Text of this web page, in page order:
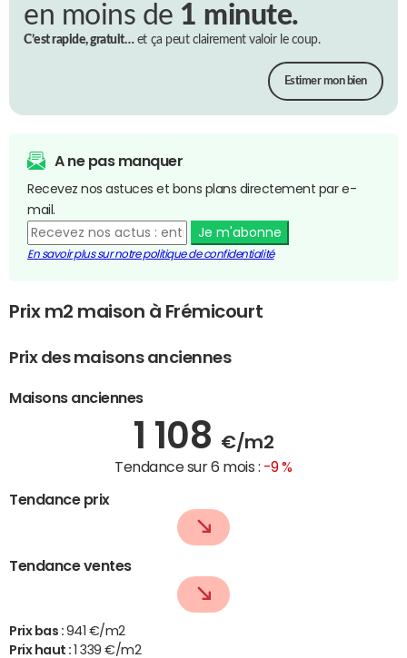
en moins de 1 minute.
C’est rapide, gratuit…et ça peut clairement valoir le coup.
Estimer mon bien
A ne pas manquer
Recevez nos astuces et bons plans directement par e-
mail.
Je m'abonne
En savoir plus sur notre politique de confidentialité
Prix m2 maison à Frémicourt
Prix des maisons anciennes
Maisons anciennes
1 108 €/m2
Tendance sur 6 mois : -9 %
Tendance prix
Tendance ventes
Prix bas : 941 €/m2
Prix haut :
1 339 €/m2